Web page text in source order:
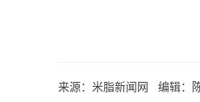
来源：米脂新闻网 编辑：